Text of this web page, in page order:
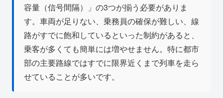
容量（信号間隔）」の3つが揃う必要がありま
す。車両が足りない、乗務員の確保が難しい、線
路がすでに飽和しているといった制約があると、
乗客が多くても簡単には増やせません。特に都市
部の主要路線ではすでに限界近くまで列車を走ら
せていることが多いです。